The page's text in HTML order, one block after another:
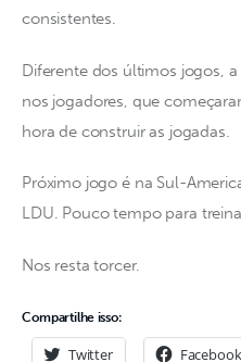
consistentes.
Diferente dos últimos jogos,
nos jogadores, que
hora de construir as jogadas.
Próximo jogo é na Sul-
LDU. Pouco tempo para
Nos resta torcer.
Compartilhe isso:
Twitter Facebook